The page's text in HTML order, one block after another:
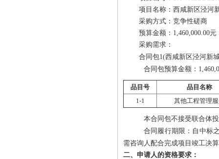
项目名称：西咸新区泾河
采购方式：竞争性磋商
预算金额：1,460,000.00元
采购需求：
合同包1(西咸新区泾河新
合同包预算金额：
品目号
品目名称
1-1
其他工程管理
本合同包不接受联合体
合同履行期限： 自中标
需咨询人配合完成项目竣工决
二、申请人的资格要求：